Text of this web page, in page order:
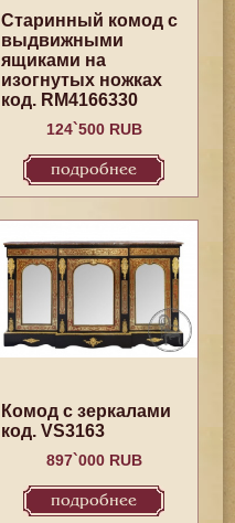
Старинный комод с
выдвижными
ящиками на
изогнутых ножках
код. RM4166330
124`500 RUB
подробнее
Комод с зеркалами
код. VS3163
897`000 RUB
подробнее